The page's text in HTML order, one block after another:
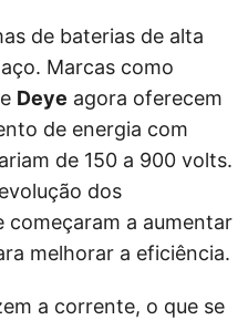
de baterias de alta
Marcas como
e Deye agora oferecem
de energia com
de 150 a 900 volts.
dos
começaram a aumentar
melhorar a eficiência.
a corrente, o que se